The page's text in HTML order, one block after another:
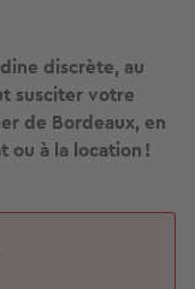
discrète, au
susciter votre
de Bordeaux, en
ou à la location !